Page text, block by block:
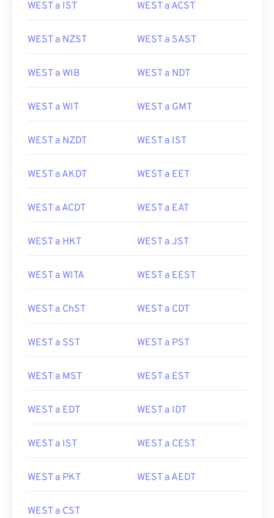
WEST a IST WEST a ACST
WEST a NZST WEST a SAST
WEST a WIB WEST a NDT
WEST a WIT WEST a GMT
WEST a NZDT WEST a IST
WEST a AKDT WEST a EET
WEST a ACDT WEST a EAT
WEST a HKT WEST a JST
WEST a WITA WEST a EEST
WEST a ChST WEST a CDT
WEST a SST WEST a PST
WEST a MST WEST a EST
WEST a EDT WEST a IDT
WEST a IST WEST a CEST
WEST a PKT WEST a AEDT
WEST a CST